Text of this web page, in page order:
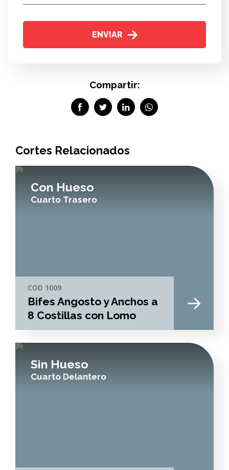
ENVIAR
Compartir:
Cortes Relacionados
Con Hueso
Cuarto Trasero
COD 1009
Bifes Angosto y Anchos a
8 Costillas con Lomo
Sin Hueso
Cuarto Delantero